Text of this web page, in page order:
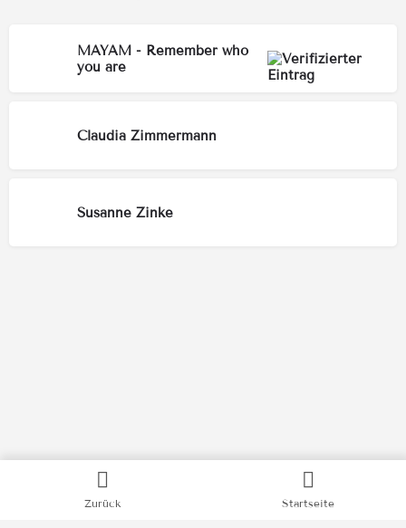
MAYAM - Remember who
you are
Claudia Zimmermann
Susanne Zinke
Zurück Startseite